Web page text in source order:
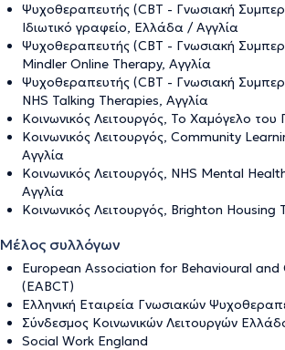
Ψυχοθεραπευτής (CBT - Γνωσιακή
Ιδιωτικό γραφείο, Ελλάδα / Αγγλία
Ψυχοθεραπευτής (CBT - Γνωσιακή
Mindler Online Therapy, Αγγλία
Ψυχοθεραπευτής (CBT - Γνωσιακή
NHS Talking Therapies, Αγγλία
Κοινωνικός Λειτουργός, Το Χαμόγελο
Κοινωνικός Λειτουργός, Community
Αγγλία
Κοινωνικός Λειτουργός, NHS Mental
Αγγλία
Κοινωνικός Λειτουργός, Brighton Housing
Μέλος συλλόγων
European Association for Behavioural and
(EABCT)
Ελληνική Εταιρεία Γνωσιακών
Σύνδεσμος Κοινωνικών Λειτουργών
Social Work England